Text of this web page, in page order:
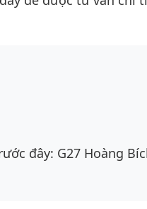
đây: G27 Hoàng